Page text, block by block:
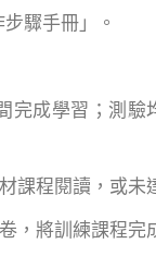
驟手冊」。
成學習；測
課程閱讀，或未
，將訓練課程完